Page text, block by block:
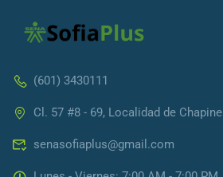
(601) 3430111
Cl. 57 #8 - 69, Localidad de
senasofiaplus@gmail.com